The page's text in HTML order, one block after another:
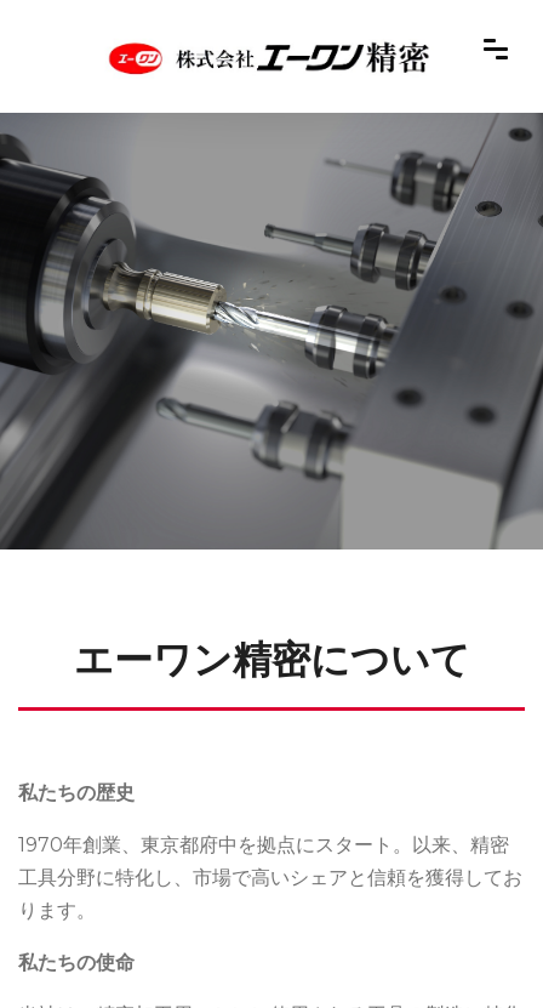
エーワン精密について
私たちの歴史
1970年創業、東京都府中を拠点にスタート。以来、精密
工具分野に特化し、市場で高いシェアと信頼を獲得してお
ります。
私たちの使命